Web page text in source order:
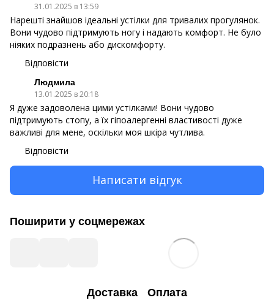
31.01.2025 в 13:59
Нарешті знайшов ідеальні устілки для тривалих прогулянок.
Вони чудово підтримують ногу і надають комфорт. Не було
ніяких подразнень або дискомфорту.
Відповісти
Людмила
13.01.2025 в 20:18
Я дуже задоволена цими устілками! Вони чудово
підтримують стопу, а їх гіпоалергенні властивості дуже
важливі для мене, оскільки моя шкіра чутлива.
Відповісти
Написати відгук
Поширити у соцмережах
Доставка Оплата